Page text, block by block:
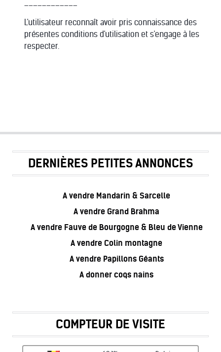
L'utilisateur reconnaît avoir pris connaissance des
présentes conditions d'utilisation et s'engage à les
respecter.
DERNIÈRES PETITES ANNONCES
A vendre Mandarin & Sarcelle
A vendre Grand Brahma
A vendre Fauve de Bourgogne & Bleu de Vienne
A vendre Colin montagne
A vendre Papillons Géants
A donner coqs nains
COMPTEUR DE VISITE